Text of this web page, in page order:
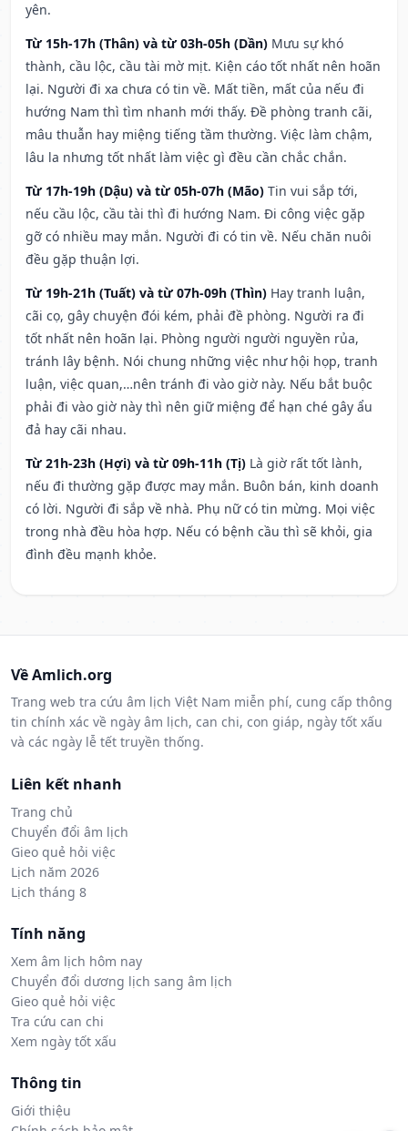
yên.
Từ 15h-17h (Thân) và từ 03h-05h (Dần) Mưu sự khó
thành, cầu lộc, cầu tài mờ mịt. Kiện cáo tốt nhất nên hoãn
lại. Người đi xa chưa có tin về. Mất tiền, mất của nếu đi
hướng Nam thì tìm nhanh mới thấy. Đề phòng tranh cãi,
mâu thuẫn hay miệng tiếng tầm thường. Việc làm chậm,
lâu la nhưng tốt nhất làm việc gì đều cần chắc chắn.
Từ 17h-19h (Dậu) và từ 05h-07h (Mão) Tin vui sắp tới,
nếu cầu lộc, cầu tài thì đi hướng Nam. Đi công việc gặp
gỡ có nhiều may mắn. Người đi có tin về. Nếu chăn nuôi
đều gặp thuận lợi.
Từ 19h-21h (Tuất) và từ 07h-09h (Thìn) Hay tranh luận,
cãi cọ, gây chuyện đói kém, phải đề phòng. Người ra đi
tốt nhất nên hoãn lại. Phòng người người nguyền rủa,
tránh lây bệnh. Nói chung những việc như hội họp, tranh
luận, việc quan,…nên tránh đi vào giờ này. Nếu bắt buộc
phải đi vào giờ này thì nên giữ miệng để hạn ché gây ẩu
đả hay cãi nhau.
Từ 21h-23h (Hợi) và từ 09h-11h (Tị) Là giờ rất tốt lành,
nếu đi thường gặp được may mắn. Buôn bán, kinh doanh
có lời. Người đi sắp về nhà. Phụ nữ có tin mừng. Mọi việc
trong nhà đều hòa hợp. Nếu có bệnh cầu thì sẽ khỏi, gia
đình đều mạnh khỏe.
Về Amlich.org
Trang web tra cứu âm lịch Việt Nam miễn phí, cung cấp thông
tin chính xác về ngày âm lịch, can chi, con giáp, ngày tốt xấu
và các ngày lễ tết truyền thống.
Liên kết nhanh
Trang chủ
Chuyển đổi âm lịch
Gieo quẻ hỏi việc
Lịch năm 2026
Lịch tháng 8
Tính năng
Xem âm lịch hôm nay
Chuyển đổi dương lịch sang âm lịch
Gieo quẻ hỏi việc
Tra cứu can chi
Xem ngày tốt xấu
Thông tin
Giới thiệu